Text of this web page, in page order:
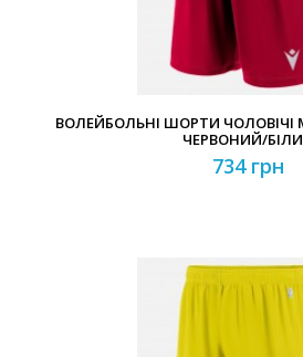
ВОЛЕЙБОЛЬНІ ШОРТИ ЧОЛОВІЧІ
ЧЕРВОНИЙ/
734 грн